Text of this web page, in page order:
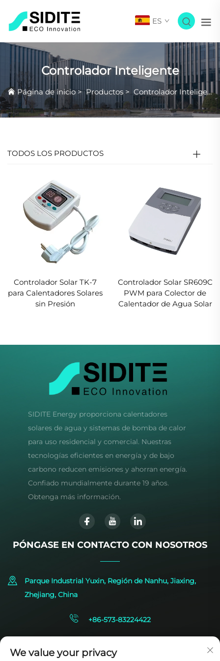
ES
Controlador Inteligente
Página de inicio>Productos >Controlador Inteligente
TODOS LOS PRODUCTOS
Controlador Solar TK-7
para Calentadores Solares
sin Presión
Controlador Solar SR609C
PWM para Colector de
Calentador de Agua Solar
SIDITE Energy proporciona calentadores
solares de agua y sistemas de bomba de calor
para uso residencial y comercial. Nuestras
tecnologías eficientes en energía y de bajo
carbono reducen emisiones y ahorran energía.
Confiado mundialmente durante 19 años.
Obtenga más información.
PÓNGASE EN CONTACTO CON NOSOTROS
Parque Industrial Yuxin, Región de Nanhu, Jiaxing,
Zhejiang, China
+86-573-83224422
We value your privacy